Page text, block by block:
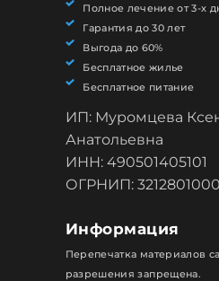
Полное лечение от 3-х
Гарантия до 30 лет
Выгода до 60%
Бесплатное жилье
Бесплатное питание
ИП: Муромцева
Анатольевна
ИНН: 490501405101
ОГРНИП:
Информация
Перепечатка материалов
разрешения запрещена.